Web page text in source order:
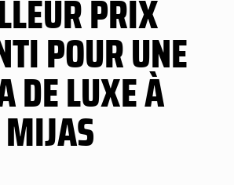
PRIX
POUR UNE
DE LUXE À
MIJAS